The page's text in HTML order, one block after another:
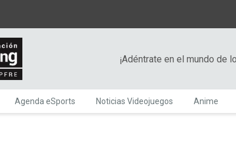
¡Adéntrate en el mundo de
Agenda eSports Noticias Videojuegos Anime